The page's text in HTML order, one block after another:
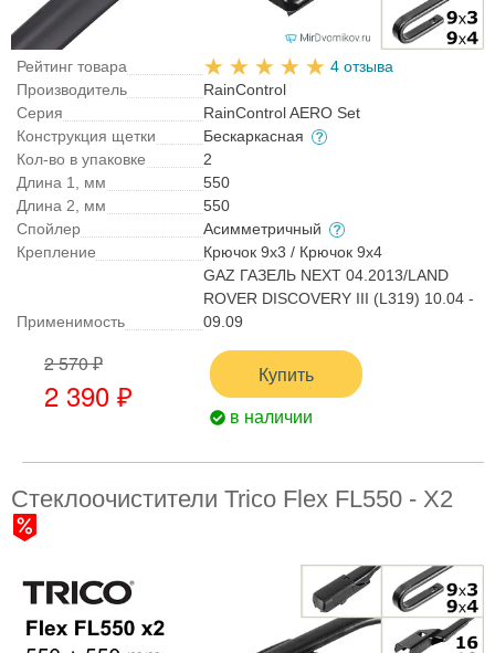
Рейтинг товара
4 отзыва
Производитель
RainControl
Серия
RainControl AERO Set
Конструкция щетки
Бескаркасная
Кол-во в упаковке
2
Длина 1, мм
550
Длина 2, мм
550
Спойлер
Асимметричный
Крепление
Крючок 9x3 / Крючок 9x4
Применимость
GAZ ГАЗЕЛЬ NEXT 04.2013/LAND
ROVER DISCOVERY III (L319) 10.04 -
09.09
2 570 ₽
2 390 ₽
Купить
в наличии
Стеклоочистители Trico Flex FL550 - X2